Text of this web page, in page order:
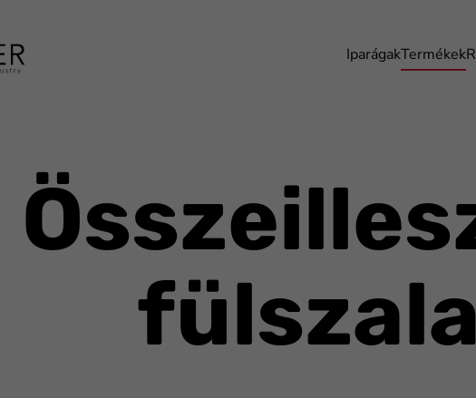
IparágakTermékek